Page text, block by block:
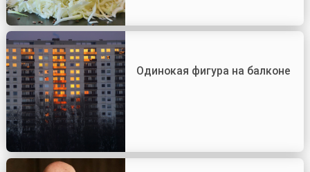
Одинокая фигура на балконе